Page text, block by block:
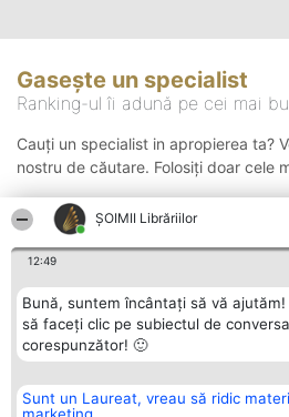
ȘOIMII Librăriilor
12:49
Bună, suntem încântați să vă ajutăm!
să faceți clic pe subiectul de
corespunzător! 🙂
Sunt un Laureat, vreau să ridic
Gasește un specialist
Ranking-ul îi adună pe cei mai
Cauți un specialist in apropierea ta?
nostru de căutare. Folosiți doar cele
Organizator Ranking Plebiscyt